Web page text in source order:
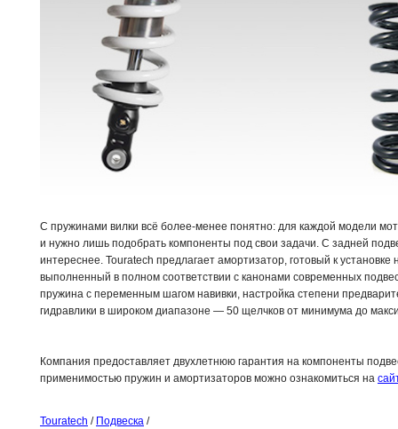
С пружинами вилки всё более-менее понятно: для каждой модели
и нужно лишь подобрать компоненты под свои задачи. С задней
интереснее. Touratech предлагает амортизатор, готовый к установке
выполненный в полном соответствии с канонами современных
пружина с переменным шагом навивки, настройка степени
гидравлики в широком диапазоне — 50 щелчков от минимума до
Компания предоставляет двухлетнюю гарантия на компоненты
применимостью пружин и амортизаторов можно ознакомиться на
Touratech / Подвеска /